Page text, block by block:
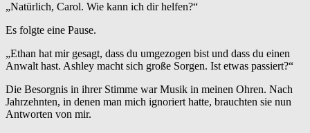
„Natürlich, Carol. Wie kann ich dir helfen?“
Es folgte eine Pause.
„Ethan hat mir gesagt, dass du umgezogen bist und dass du einen
Anwalt hast. Ashley macht sich große Sorgen. Ist etwas passiert?“
Die Besorgnis in ihrer Stimme war Musik in meinen Ohren. Nach
Jahrzehnten, in denen man mich ignoriert hatte, brauchten sie nun
Antworten von mir.